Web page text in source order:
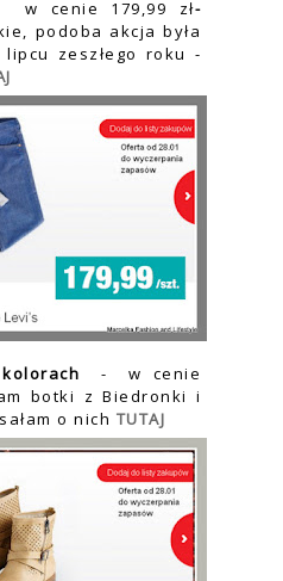
w cenie 179,99 zł-
podoba akcja była
zeszłego roku -
- w cenie
botki z Biedronki i
o nich TUTAJ